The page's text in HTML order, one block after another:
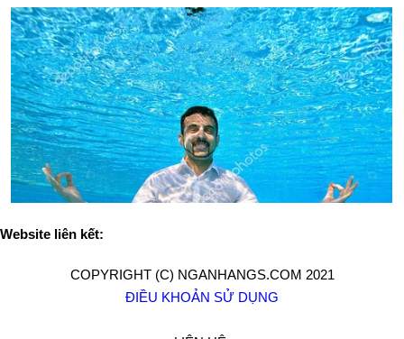
Website liên kết:
COPYRIGHT (C) NGANHANGS.COM 2021
ĐIỀU KHOẢN SỬ DỤNG